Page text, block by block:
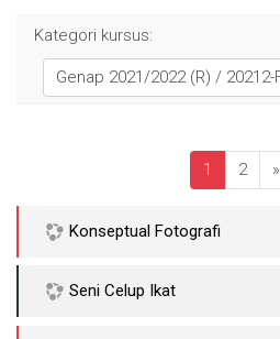
Kategori kursus:
1 (saat ini)
2 »
Konseptual Fotografi
Seni Celup Ikat